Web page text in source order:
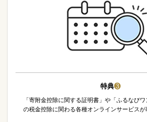
特典❸
「寄附金控除に関する証明書」や「ふるなびワ
の税金控除に関わる各種オンラインサービスが